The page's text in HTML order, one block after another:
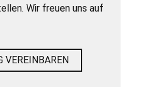
Wir freuen uns auf
VEREINBAREN